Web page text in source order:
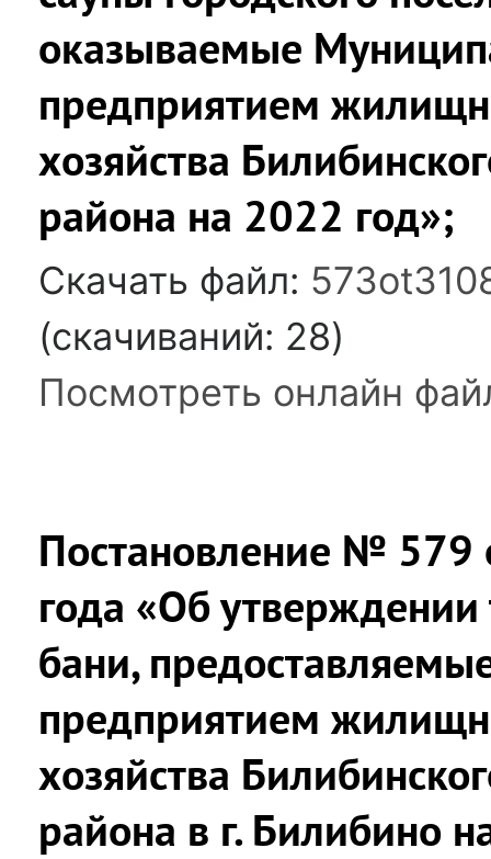
оказываемые
предприятием
хозяйства
района на 2022 год»;
Скачать файл:
(cкачиваний: 28)
Посмотреть онлайн
Постановление № 579
года «Об утверждении
бани,
предприятием
хозяйства
района в г. Билибино